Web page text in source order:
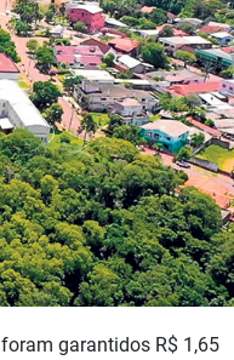
garantidos R$ 1,65